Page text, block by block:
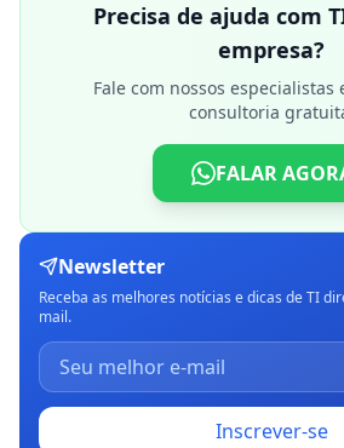
Precisa de ajuda com
empresa?
Fale com nossos especialistas
consultoria
FALAR
Newsletter
Receba as melhores notícias e dicas de TI
mail.
Inscrever-se